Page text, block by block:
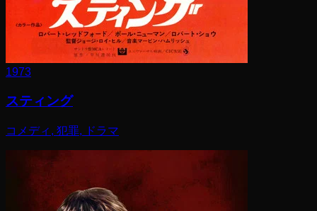
1973
スティング
コメディ, 犯罪, ドラマ